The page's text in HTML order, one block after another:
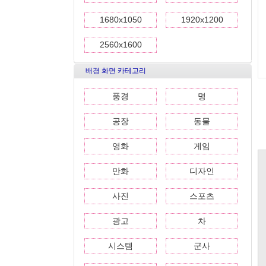
1680x1050 1920x1200
2560x1600
배경 화면 카테고리
풍경 명
공장 동물
영화 게임
만화 디자인
사진 스포츠
광고 차
시스템 군사